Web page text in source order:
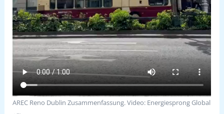
AREC Reno Dublin Zusammenfassung. Video: Energiesprong Global